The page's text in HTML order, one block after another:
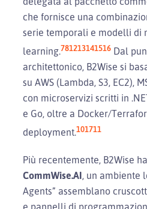
che fornisce una
serie temporali e modelli di
learning.781213141516 Dal
architettonico, B2Wise si
su AWS (Lambda, S3, EC2),
con microservizi scritti in
e Go, oltre a Docker/
deployment.101711
Più recentemente, B2Wise
CommWise.AI, un ambiente
Agents” assemblano